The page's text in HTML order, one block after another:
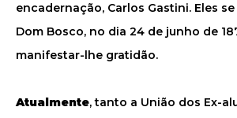
encadernação, Carlos Gastini. Eles
Dom Bosco, no dia 24 de junho de
manifestar-lhe gratidão.
Atualmente, tanto a União dos Ex-